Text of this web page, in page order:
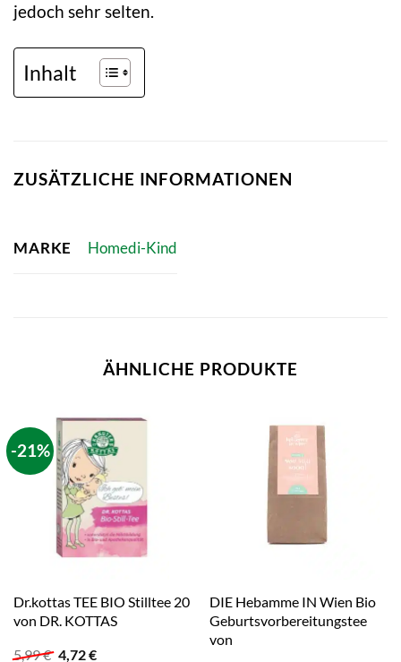
jedoch sehr selten.
Inhalt
ZUSÄTZLICHE INFORMATIONEN
MARKE Homedi-Kind
ÄHNLICHE PRODUKTE
-21%
Dr.kottas TEE BIO Stilltee 20
von DR. KOTTAS
5,99€ Ursprünglicher
4,72€Aktueller
DIE Hebamme IN Wien Bio
Geburtsvorbereitungstee
von